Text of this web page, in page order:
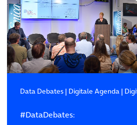
Data Debates| Digitale Agenda|
#DataDebates: